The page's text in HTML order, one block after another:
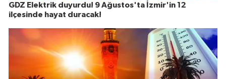
GDZ Elektrik duyurdu! 9 Ağustos'ta İzmir'in 12
ilçesinde hayat duracak!